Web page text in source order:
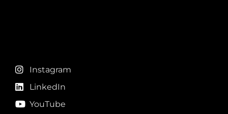
Instagram
LinkedIn
YouTube